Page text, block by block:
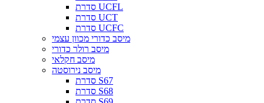
סדרת UCFL
סדרת UCT
סדרת UCFC
מיסב כדורי מכוון עצמי
מיסב רולר כדורי
מיסב חקלאי
מיסב נירוסטה
סדרת S67
סדרת S68